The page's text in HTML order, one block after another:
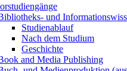
und
Studienablauf
Nach dem Studium
Geschichte
and Media Publishing